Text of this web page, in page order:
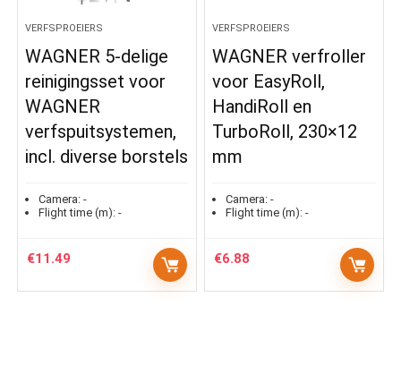
VERFSPROEIERS
WAGNER 5-delige
reinigingsset voor
WAGNER
verfspuitsystemen,
incl. diverse borstels
Camera: -
Flight time (m): -
€11.49
VERFSPROEIERS
WAGNER verfroller
voor EasyRoll,
HandiRoll en
TurboRoll, 230×12
mm
Camera: -
Flight time (m): -
€6.88